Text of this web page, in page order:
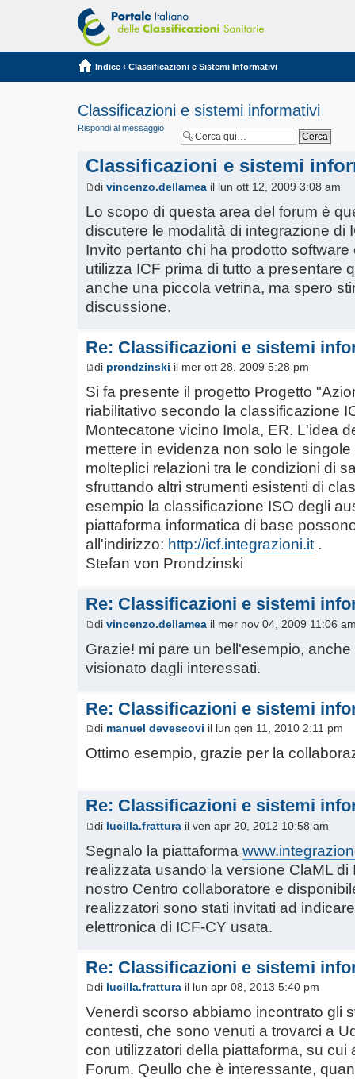
Indice ‹ Classificazioni e Sistemi Informativi
Classificazioni e sistemi informativi
Rispondi al messaggio
Classificazioni e sistemi
di vincenzo.dellamea il lun ott 12, 2009 3:08 am
Lo scopo di questa area del forum è
discutere le modalità di integrazione di
Invito pertanto chi ha prodotto
utilizza ICF prima di tutto a presentare
anche una piccola vetrina, ma spero
discussione.
Re: Classificazioni e sistemi
di prondzinski il mer ott 28, 2009 5:28 pm
Si fa presente il progetto Progetto
riabilitativo secondo la classificazione
Montecatone vicino Imola, ER. L'idea
mettere in evidenza non solo le
molteplici relazioni tra le condizioni di
sfruttando altri strumenti esistenti di
esempio la classificazione ISO degli
piattaforma informatica di base
all'indirizzo: http://icf.integrazioni.it.
Stefan von Prondzinski
Re: Classificazioni e sistemi
di vincenzo.dellamea il mer nov 04, 2009 11:06
Grazie! mi pare un bell'esempio,
visionato dagli interessati.
Re: Classificazioni e sistemi
di manuel devescovi il lun gen 11, 2010 2:11 pm
Ottimo esempio, grazie per la
Re: Classificazioni e sistemi
di lucilla.frattura il ven apr 20, 2012 10:58 am
Segnalo la piattaforma
realizzata usando la versione ClaML
nostro Centro collaboratore e
realizzatori sono stati invitati ad
elettronica di ICF-CY usata.
Re: Classificazioni e sistemi
di lucilla.frattura il lun apr 08, 2013 5:40 pm
Venerdì scorso abbiamo incontrato gli
contesti, che sono venuti a trovarci a
con utilizzatori della piattaforma, su
Forum. Qeullo che è interessante,